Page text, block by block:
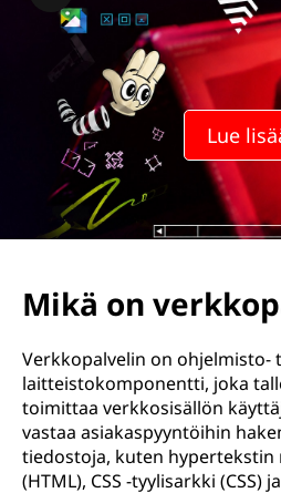
Lue
Mikä on
Verkkopalvelin on ohjelmisto-
laitteistokomponentti, joka
toimittaa verkkosisällön
vastaa asiakaspyyntöihin
tiedostoja, kuten hypertekstin
(HTML), CSS -tyylisarkki (CSS)